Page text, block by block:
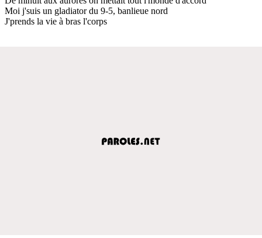
Moi j'suis un gladiator du 9-5, banlieue nord
J'prends la vie à bras l'corps